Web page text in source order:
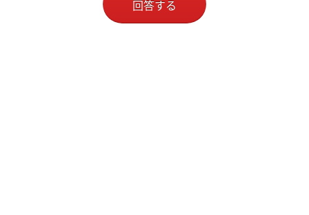
回答する